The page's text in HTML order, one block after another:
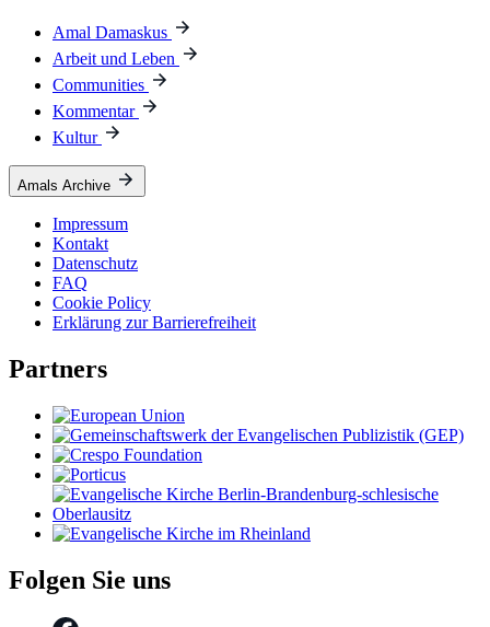
Amal Damaskus
Arbeit und Leben
Communities
Kommentar
Kultur
Amals Archive
Impressum
Kontakt
Datenschutz
FAQ
Cookie Policy
Erklärung zur Barrierefreiheit
Partners
Folgen Sie uns